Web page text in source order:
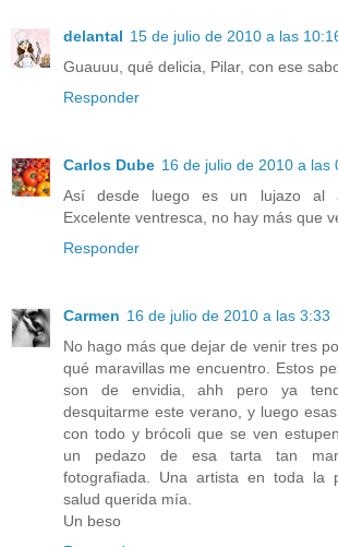
delantal 15 de julio de 2010 a las
Guauuu, qué delicia, Pilar, con ese
Responder
Carlos Dube 16 de julio de 2010 a las
Así desde luego es un lujazo al
Excelente ventresca, no hay más que
Responder
Carmen 16 de julio de 2010 a las 3:33
No hago más que dejar de venir tres
qué maravillas me encuentro. Estos
son de envidia, ahh pero ya
desquitarme este verano, y luego
con todo y brócoli que se ven
un pedazo de esa tarta tan
fotografiada. Una artista en toda la
salud querida mía.
Un beso